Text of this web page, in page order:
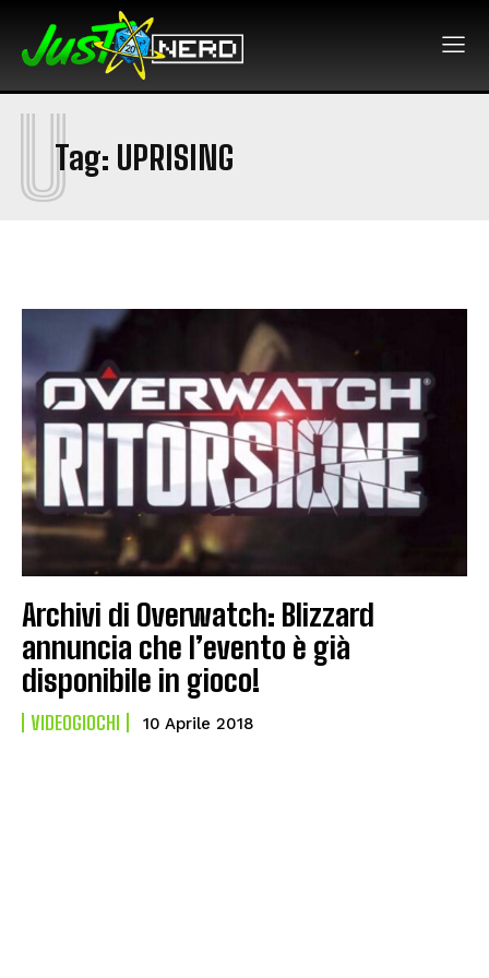
Tag: UPRISING
U
Archivi di Overwatch: Blizzard
annuncia che l’evento è già
disponibile in gioco!
VIDEOGIOCHI 10 Aprile 2018